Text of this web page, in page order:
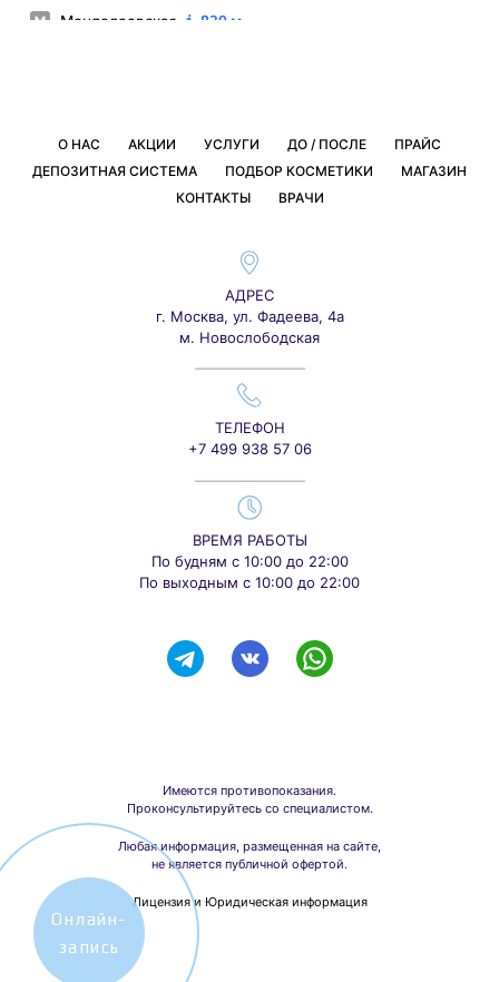
О НАС АКЦИИ УСЛУГИ ДО / ПОСЛЕ
ПРАЙС
ДЕПОЗИТНАЯ СИСТЕМА
ПОДБОР КОСМЕТИКИ
МАГАЗИН
КОНТАКТЫ
ВРАЧИ
АДРЕС
г. Москва, ул. Фадеева, 4а
м. Новослободская
ТЕЛЕФОН
+7 499 938 57 06
ВРЕМЯ РАБОТЫ
По будням с 10:00 до 22:00
По выходным с 10:00 до 22:00
Имеются противопоказания.
Проконсультируйтесь со специалистом.
Любая информация, размещенная на сайте,
не является публичной офертой.
Лицензия и Юридическая информация
Онлайн-
запись